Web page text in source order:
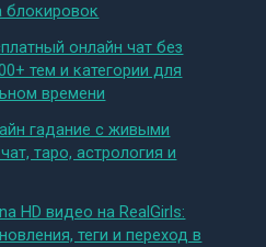
блокировок
онлайн чат без
тем и категории для
времени
гадание с живыми
таро, астрология и
HD видео на RealGirls:
теги и переход в